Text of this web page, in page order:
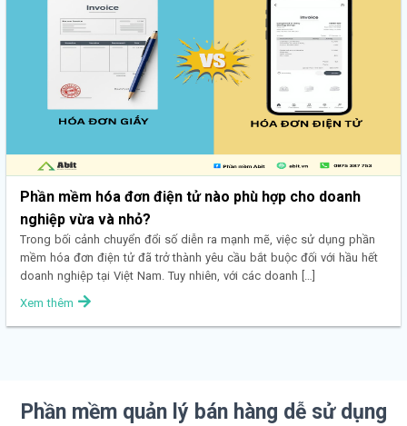
Phần mềm hóa đơn điện tử nào phù hợp cho doanh
nghiệp vừa và nhỏ?
Trong bối cảnh chuyển đổi số diễn ra mạnh mẽ, việc sử dụng phần
mềm hóa đơn điện tử đã trở thành yêu cầu bắt buộc đối với hầu hết
doanh nghiệp tại Việt Nam. Tuy nhiên, với các doanh […]
Xem thêm
Phần mềm quản lý bán hàng dễ sử dụng